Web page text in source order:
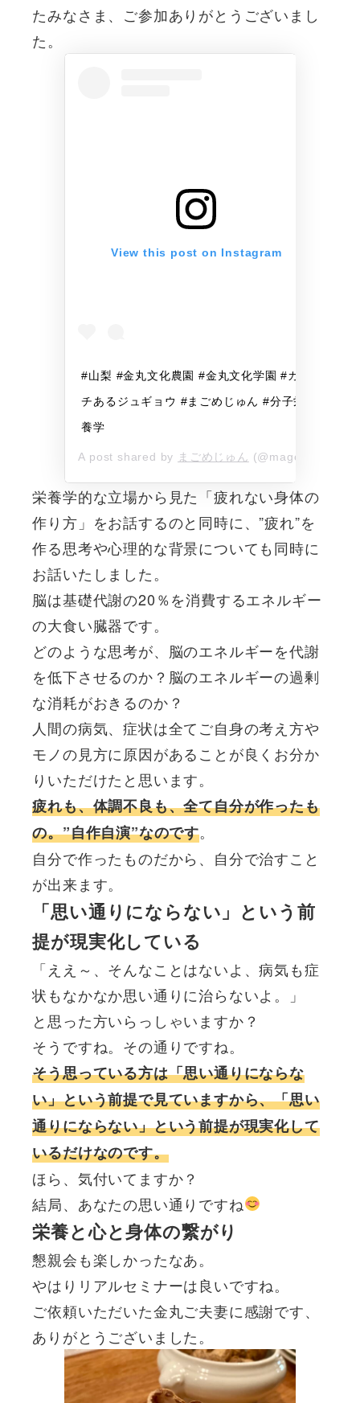
たみなさま、ご参加ありがとうございまし
た。
View this post on Instagram
#山梨 #金丸文化農園 #金丸文化学園 #カ
チあるジュギョウ #まごめじゅん #分子栄
養学
A post shared by まごめじゅん (@magome_jun) on
栄養学的な立場から見た「疲れない身体の
作り方」をお話するのと同時に、”疲れ”を
作る思考や心理的な背景についても同時に
お話いたしました。
脳は基礎代謝の20％を消費するエネルギー
の大食い臓器です。
どのような思考が、脳のエネルギーを代謝
を低下させるのか？脳のエネルギーの過剰
な消耗がおきるのか？
人間の病気、症状は全てご自身の考え方や
モノの見方に原因があることが良くお分か
りいただけたと思います。
疲れも、体調不良も、全て自分が作ったも
の。”自作自演”なのです。
自分で作ったものだから、自分で治すこと
が出来ます。
「思い通りにならない」という前
提が現実化している
「ええ～、そんなことはないよ、病気も症
状もなかなか思い通りに治らないよ。」
と思った方いらっしゃいますか？
そうですね。その通りですね。
そう思っている方は「思い通りにならな
い」という前提で見ていますから、「思い
通りにならない」という前提が現実化して
いるだけなのです。
ほら、気付いてますか？
結局、あなたの思い通りですね
栄養と心と身体の繋がり
懇親会も楽しかったなあ。
やはりリアルセミナーは良いですね。
ご依頼いただいた金丸ご夫妻に感謝です、
ありがとうございました。